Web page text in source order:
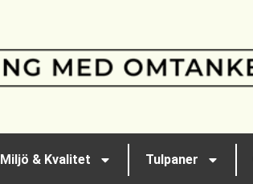
Miljö & Kvalitet Tulpaner